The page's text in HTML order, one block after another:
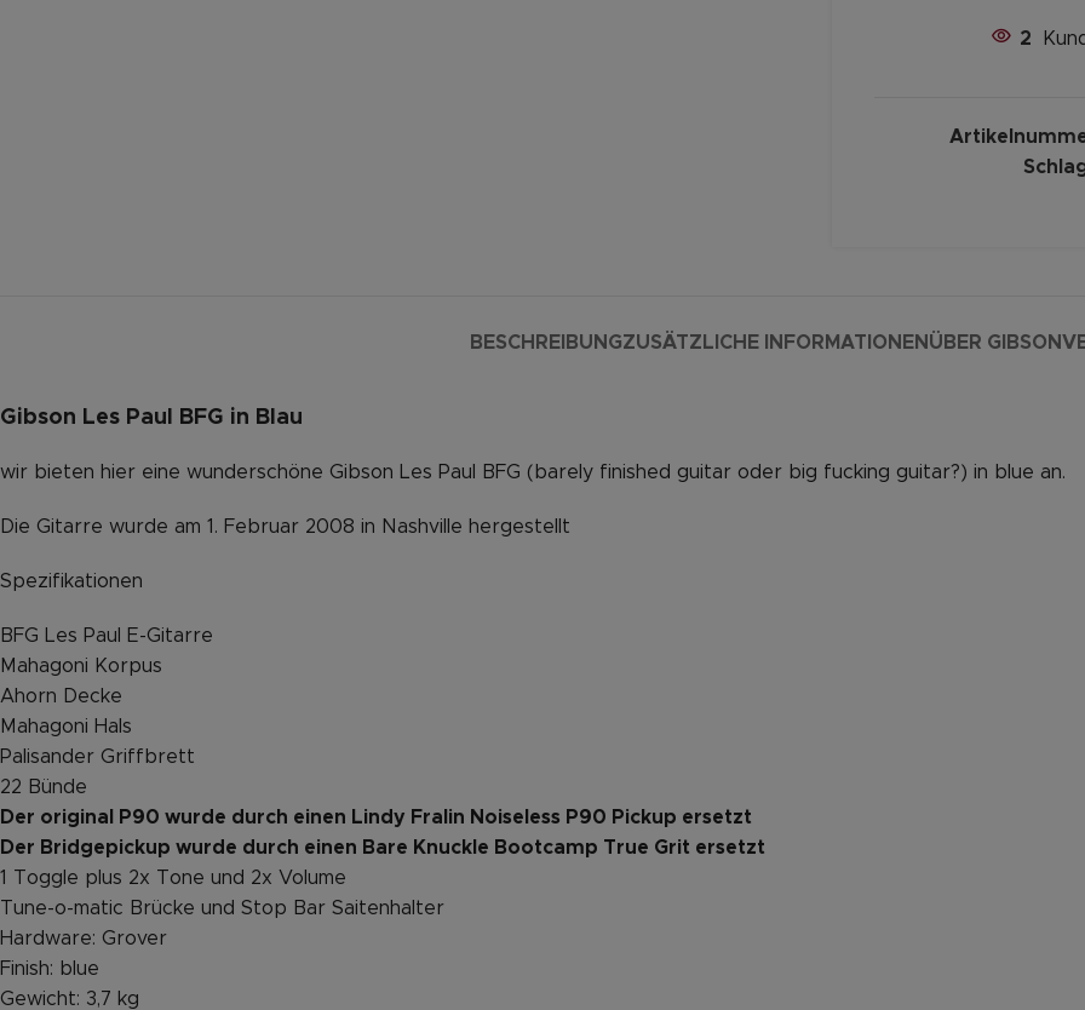
2
BESCHREIBUNGZUSÄTZLICHE INFORMATIONEN ÜBER GIBSON
Gibson Les Paul BFG in Blau
wir bieten hier eine wunderschöne Gibson Les Paul BFG (barely finished guitar oder big fucking guitar?) in blue an.
Die Gitarre wurde am 1. Februar 2008 in Nashville hergestellt
Spezifikationen
BFG Les Paul E-Gitarre
Mahagoni Korpus
Ahorn Decke
Mahagoni Hals
Palisander Griffbrett
22 Bünde
Der original P90 wurde durch einen Lindy Fralin Noiseless P90 Pickup ersetzt
Der Bridgepickup wurde durch einen Bare Knuckle Bootcamp True Grit ersetzt
1 Toggle plus 2x Tone und 2x Volume
Tune-o-matic Brücke und Stop Bar Saitenhalter
Hardware: Grover
Finish: blue
Gewicht: 3,7 kg